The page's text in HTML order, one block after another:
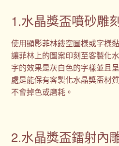
1.水晶獎盃噴砂雕
使用顯影菲林鏤空圖樣或字樣
讓菲林上的圖案印刻至客製化
字的效果是灰白色的字樣並且
處是能保有客製化水晶獎盃材
不會掉色或磨耗。
2.水晶獎盃鐳射內